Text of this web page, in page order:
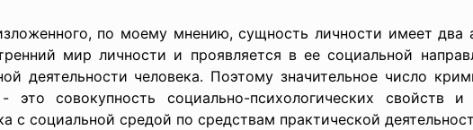
по моему мнению, сущность личности имеет два
мир личности и проявляется в ее социальной
деятельности человека. Поэтому значительное число
- это совокупность социально-психологических
с социальной средой по средствам практической